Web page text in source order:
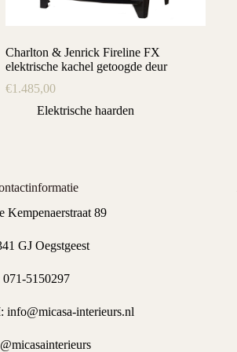
Charlton & Jenrick Fireline FX
elektrische kachel getoogde deur
€1.485,00
Elektrische haarden
Kempenaerstraat 89
GJ Oegstgeest
071-5150297
info@micasa-interieurs.nl
@micasainterieurs